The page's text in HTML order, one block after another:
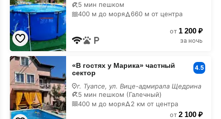
бассейном
5 мин пешком
400 м до моря
660 м от центра
от 1 200 ₽
за ночь
«В
гостях
Марика»
частный
сектор
с
бассейном
«В гостях у Марика» частный
сектор
4.5
г. Туапсе, ул. Вице-адмирала Щедрина
5 мин пешком (Галечный)
400 м до моря
2 км от центра
от 2 100 ₽